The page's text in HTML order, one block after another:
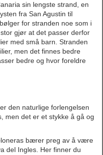
sin lengste strand, en
fra San Agustin til
for stranden noe som i
gjør at det passer derfor
med små barn. Stranden
men det finnes bedre
bedre og hvor foreldre
den naturlige forlengelsen
men det er et stykke å gå og
bærer preg av å være
del Ingles. Her finner du